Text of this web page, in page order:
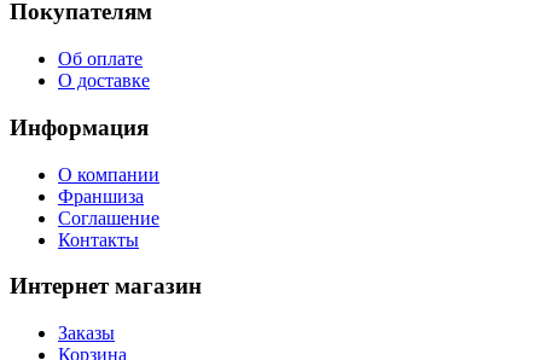
Покупателям
Об оплате
О доставке
Информация
О компании
Франшиза
Соглашение
Контакты
Интернет магазин
Заказы